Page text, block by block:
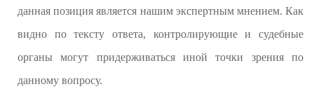
данная позиция является нашим экспертным мнением. Как
видно по тексту ответа, контролирующие и судебные
органы могут придерживаться иной точки зрения по
данному вопросу.